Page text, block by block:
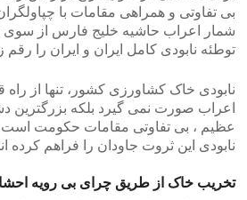
بی تفاوتی و همراهی مقامات با
شمار اعراب حاشیه خلیج فارس از
توطئه نابودی کامل ایران و ایران را
نابودی خاک کشاورزی کشور، تنها از
اعراب صورت نمی گیرد بلکه بزرگترین
عظیم ، بی تفاوتی مقامات حکومت
نابودی این ثروت جاودان را فراهم کرده
تخریب خاک از طریق چرای بی رویه